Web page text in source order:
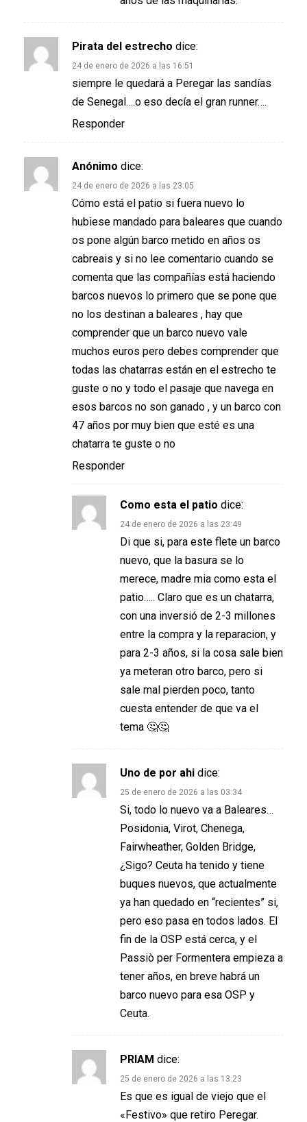
Pirata del estrecho dice:
24 de enero de 2026 a las 16:51
siempre le quedará a Peregar las sandías
de Senegal….o eso decía el gran runner….
Responder
Anónimo dice:
24 de enero de 2026 a las 23:05
Cómo está el patio si fuera nuevo lo
hubiese mandado para baleares que cuando
os pone algún barco metido en años os
cabreais y si no lee comentario cuando se
comenta que las compañías está haciendo
barcos nuevos lo primero que se pone que
no los destinan a baleares , hay que
comprender que un barco nuevo vale
muchos euros pero debes comprender que
todas las chatarras están en el estrecho te
guste o no y todo el pasaje que navega en
esos barcos no son ganado , y un barco con
47 años por muy bien que esté es una
chatarra te guste o no
Responder
Como esta el patio dice:
24 de enero de 2026 a las 23:49
Di que si, para este flete un barco
nuevo, que la basura se lo
merece, madre mia como esta el
patio….. Claro que es un chatarra,
con una inversió de 2-3 millones
entre la compra y la reparacion, y
para 2-3 años, si la cosa sale bien
ya meteran otro barco, pero si
sale mal pierden poco, tanto
cuesta entender de que va el
tema 🤔🤔
Uno de por ahi dice:
25 de enero de 2026 a las 03:34
Si, todo lo nuevo va a Baleares…
Posidonia, Virot, Chenega,
Fairwheather, Golden Bridge,
¿Sigo? Ceuta ha tenido y tiene
buques nuevos, que actualmente
ya han quedado en “recientes” si,
pero eso pasa en todos lados. El
fin de la OSP está cerca, y el
Passiò per Formentera empieza a
tener años, en breve habrá un
barco nuevo para esa OSP y
Ceuta.
PRIAM dice:
25 de enero de 2026 a las 13:23
Es que es igual de viejo que el
«Festivo» que retiro Peregar.